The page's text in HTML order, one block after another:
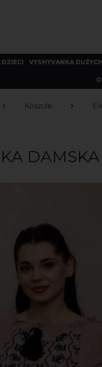
DZIECI VYSHYVANKA
Koszule